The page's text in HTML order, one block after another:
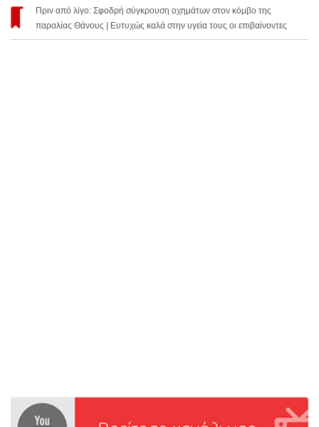
Πριν από λίγο: Σφοδρή σύγκρουση οχημάτων στον κόμβο της
παραλίας Θάνους | Ευτυχώς καλά στην υγεία τους οι επιβαίνοντες